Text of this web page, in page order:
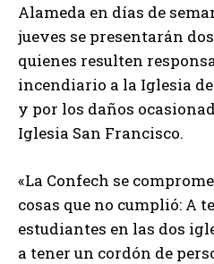
Alameda en días de
jueves se presentarán
quienes resulten
incendiario a la Iglesia
y por los daños
Iglesia San Francisco.
«La Confech se
cosas que no cumplió: A
estudiantes en las dos
a tener un cordón de